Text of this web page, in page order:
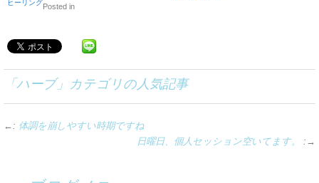
Posted in
ヒーリング
「ハーブ」カテゴリの人気記事
←: 体調を崩しやすい時期ですね
日曜日、個人セッション空いてます。
:→